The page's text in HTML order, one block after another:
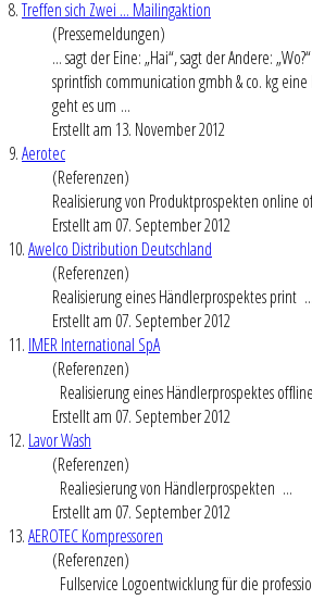
8.Treffen sich Zwei ... Mailingaktion
(Pressemeldungen)
... sagt der Eine: „Hai“, sagt der Andere:
sprintfish communication gmbh & co. kg
geht es um ...
Erstellt am 13. November 2012
9.Aerotec
(Referenzen)
Realisierung von Produktprospekten online
Erstellt am 07. September 2012
10.Awelco Distribution Deutschland
(Referenzen)
Realisierung eines Händlerprospektes print ...
Erstellt am 07. September 2012
11. IMER International SpA
(Referenzen)
Realisierung eines Händlerprospektes
Erstellt am 07. September 2012
12. Lavor Wash
(Referenzen)
Realiesierung von Händlerprospekten ...
Erstellt am 07. September 2012
13.AEROTEC Kompressoren
(Referenzen)
Fullservice Logoentwicklung für die